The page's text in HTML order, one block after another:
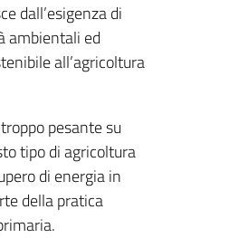
dall’esigenza di
ambientali ed
all’agricoltura
pesante su
tipo di agricoltura
di energia in
della pratica